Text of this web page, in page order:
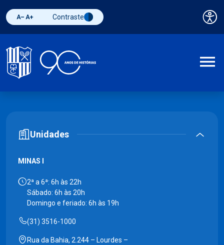
Diminuir fonte
Aumentar fonteAlternar contraste
Contraste
Unidades
MINAS I
2ª a 6ª: 6h às 22h
Sábado: 6h às 20h
Domingo e feriado: 6h às 19h
(31) 3516-1000
Rua da Bahia, 2.244 – Lourdes –